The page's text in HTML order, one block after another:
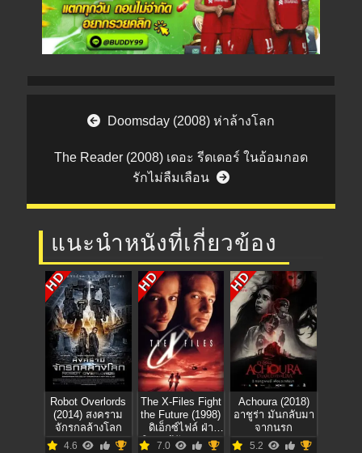
Post navigation
Doomsday (2008) ห่าล้างโลก
The Reader (2008) เดอะ รีดเดอร์ ในอ้อมกอด
รักไม่ลืมเลือน
แนะนำหนังที่เกี่ยวข้อง
HD
Robot Overlords
(2014) สงคราม
จักรกลล้างโลก
4.6
HD
The X-Files Fight
the Future (1998)
ดิเอ็กซ์ไฟล์ ฝ่า
วิกฤตสู้กับอนาคต
7.0
HD
Achoura (2018)
อาชูร่า มันกลับมา
จากนรก
5.2